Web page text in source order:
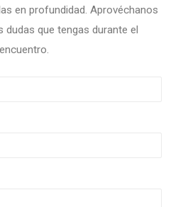
en profundidad. Aprovéchanos
dudas que tengas durante el
encuentro.